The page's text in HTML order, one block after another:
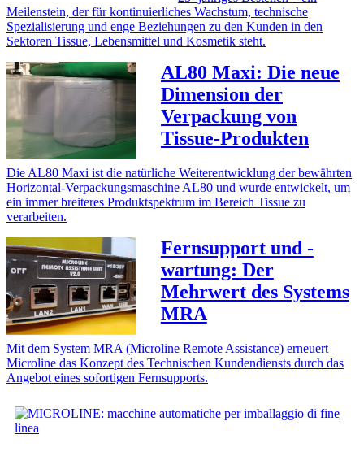
Meilenstein, der für kontinuierliches Wachstum, technische
Spezialisierung und enge Beziehungen zu den Kunden in den
Sektoren Tissue, Lebensmittel und Kosmetik steht.
AL80 Maxi: Die neue
Dimension der
Verpackung von
Tissue-Produkten
Die AL80 Maxi ist die natürliche Weiterentwicklung der bewährten
Horizontal-Verpackungsmaschine AL80 und wurde entwickelt, um
ein immer breiteres Produktspektrum im Bereich Tissue zu
verarbeiten.
Fernsupport und -
wartung: Der
Mehrwert des Systems
MRA
Mit dem System MRA (Microline Remote Assistance) erneuert
Microline das Konzept des Technischen Kundendiensts durch das
Angebot eines sofortigen Fernsupports.